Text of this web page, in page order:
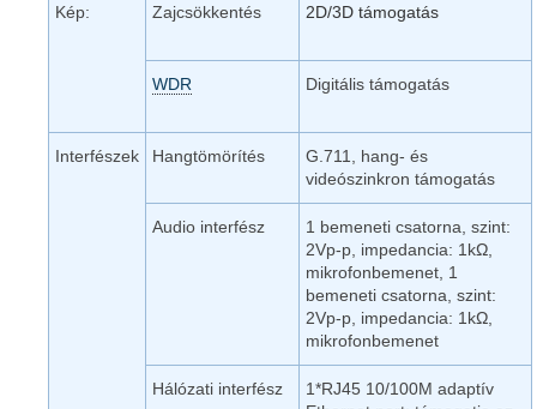
Kép: Zajcsökkentés 2D/3D támogatás
WDR Digitális támogatás
Interfészek Hangtömörítés
G.711, hang- és
videószinkron támogatás
Audio interfész
1 bemeneti csatorna, szint:
2Vp-p, impedancia: 1kΩ,
mikrofonbemenet, 1
bemeneti csatorna, szint:
2Vp-p, impedancia: 1kΩ,
mikrofonbemenet
Hálózati interfész
1*RJ45 10/100M adaptív